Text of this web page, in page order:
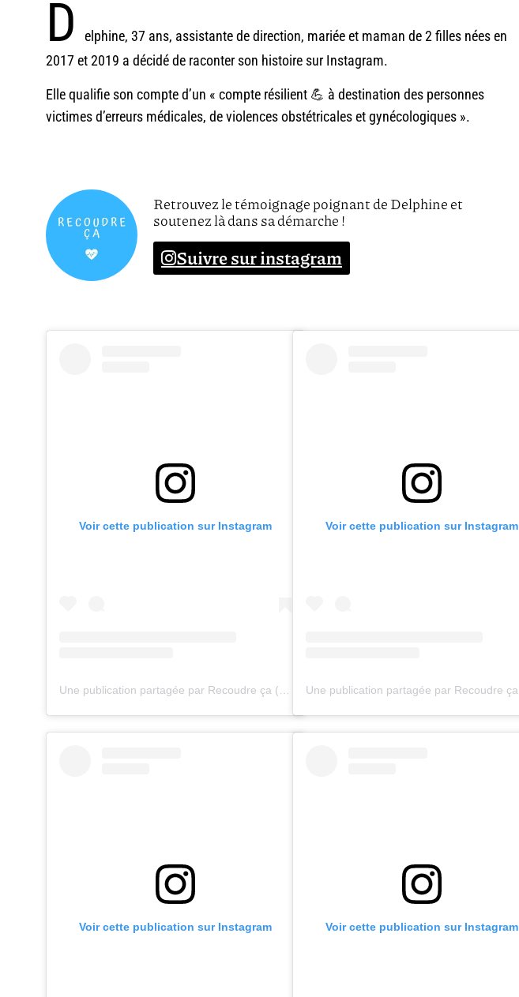
D
elphine, 37 ans, assistante de direction, mariée et maman de 2 filles nées en
2017 et 2019 a décidé de raconter son histoire sur Instagram.
Elle qualifie son compte d’un « compte résilient 💪 à destination des personnes
victimes d’erreurs médicales, de violences obstétricales et gynécologiques ».
Retrouvez le témoignage poignant de Delphine et
soutenez là dans sa démarche !
Suivre sur instagram
Voir cette publication sur Instagram Voir cette publication sur Instagram
Voir cette publication sur Instagram Voir cette publication sur Instagram